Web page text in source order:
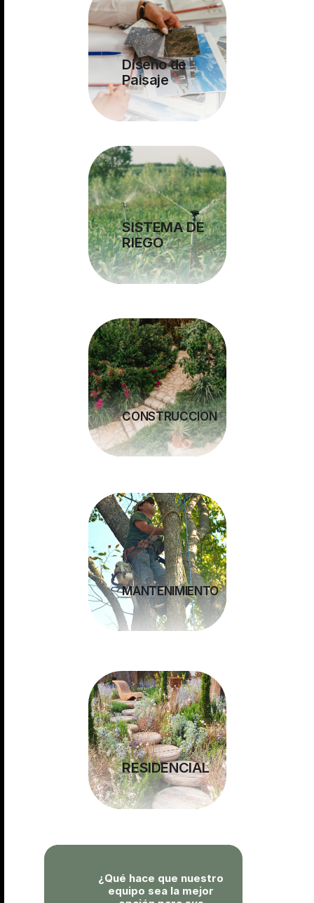
Diseño de
Paisaje
SISTEMA DE
RIEGO
CONSTRUCCION
MANTENIMIENTO
RESIDENCIAL
¿Qué hace que nuestro
equipo sea la mejor